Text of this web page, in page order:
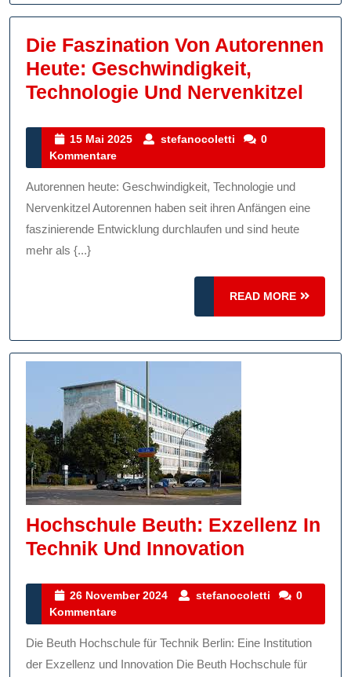
Die Faszination Von Autorennen
Heute: Geschwindigkeit,
Technologie Und Nervenkitzel
15 Mai 2025
15
2025
stefanocoletti stefanocoletti
0
Kommentare
Autorennen heute: Geschwindigkeit, Technologie und
Nervenkitzel Autorennen haben seit ihren Anfängen eine
faszinierende Entwicklung durchlaufen und sind heute
mehr als {...}
READ MORE
READ
MORE
Hochschule Beuth: Exzellenz In
Technik Und Innovation
Exzellenz
Technik
Und
26 November 2024
26
2024
stefanocoletti stefanocoletti
0
Kommentare
Die Beuth Hochschule für Technik Berlin: Eine Institution
der Exzellenz und Innovation Die Beuth Hochschule für